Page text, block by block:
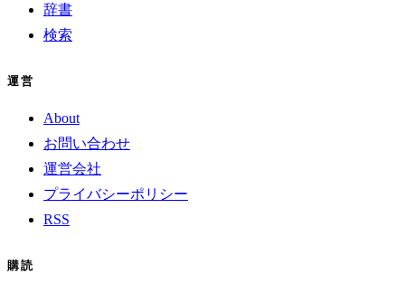
辞書
検索
運営
About
お問い合わせ
運営会社
プライバシーポリシー
RSS
購読